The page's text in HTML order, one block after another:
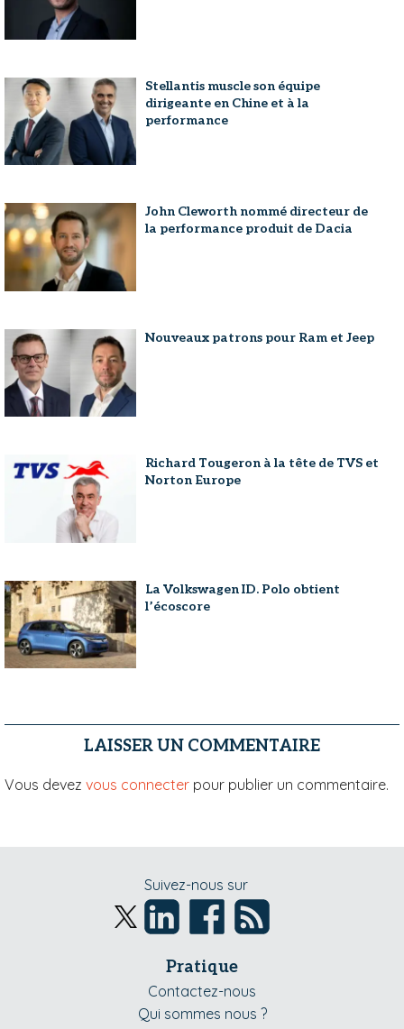
Stellantis muscle son équipe
dirigeante en Chine et à la
performance
John Cleworth nommé directeur de
la performance produit de Dacia
Nouveaux patrons pour Ram et Jeep
Richard Tougeron à la tête de TVS et
Norton Europe
La Volkswagen ID. Polo obtient
l’écoscore
LAISSER UN COMMENTAIRE
Vous devez vous connecter pour publier un commentaire.
Suivez-nous sur
Pratique
Contactez-nous
Qui sommes nous ?